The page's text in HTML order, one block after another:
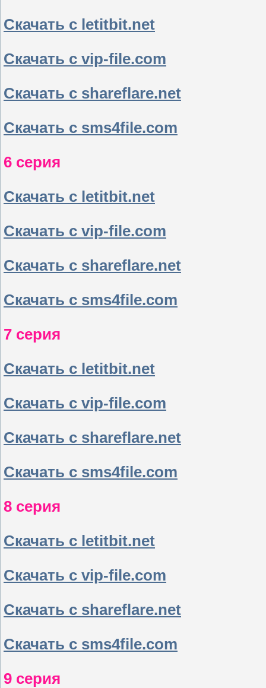
Скачать с letitbit.net
Скачать с vip-file.com
Скачать с shareflare.net
Скачать с sms4file.com
6 серия
Скачать с letitbit.net
Скачать с vip-file.com
Скачать с shareflare.net
Скачать с sms4file.com
7 серия
Скачать с letitbit.net
Скачать с vip-file.com
Скачать с shareflare.net
Скачать с sms4file.com
8 серия
Скачать с letitbit.net
Скачать с vip-file.com
Скачать с shareflare.net
Скачать с sms4file.com
9 серия